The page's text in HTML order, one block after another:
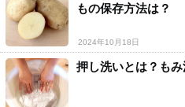
もの保存方法は？
2024年10月18日
押し洗いとは？も